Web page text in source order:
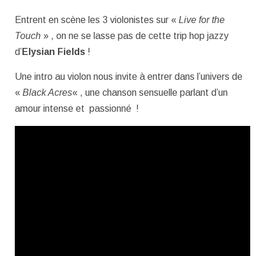
Entrent en scène les 3 violonistes sur « Live for the
Touch » , on ne se lasse pas de cette trip hop jazzy
d’Elysian Fields !
Une intro au violon nous invite à entrer dans l’univers de
« Black Acres« , une chanson sensuelle parlant d’un
amour intense et passionné !